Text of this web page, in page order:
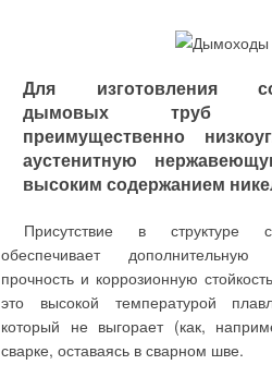
Для изготовления
дымовых труб
преимущественно
аустенитную
высоким содержанием
Присутствие в структуре
обеспечивает дополнительную
прочность и коррозионную
это высокой температурой
который не выгорает (как,
сварке, оставаясь в сварном шве.
водораспределения. Более того,
контролировать показания
полноценную картину потребления
Электронные водосчетчики
возможности для автоматического
Влагозащита — водосчетчики
во влажной окружающей среде.
воды боятся устанавливать
водосчетчики в таких условиях.